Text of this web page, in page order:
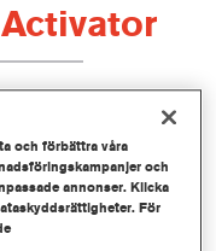
och förbättra våra
och
annonser. Klicka
För